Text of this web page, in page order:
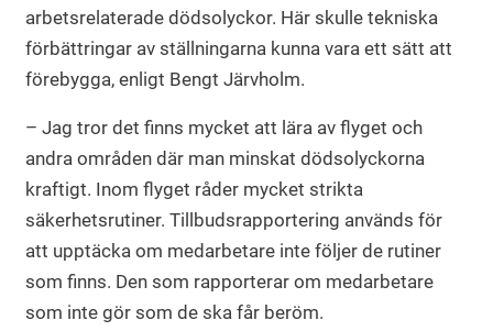
arbetsrelaterade dödsolyckor. Här skulle tekniska
förbättringar av ställningarna kunna vara ett sätt att
förebygga, enligt Bengt Järvholm.
– Jag tror det finns mycket att lära av flyget och
andra områden där man minskat dödsolyckorna
kraftigt. Inom flyget råder mycket strikta
säkerhetsrutiner. Tillbudsrapportering används för
att upptäcka om medarbetare inte följer de rutiner
som finns. Den som rapporterar om medarbetare
som inte gör som de ska får beröm.